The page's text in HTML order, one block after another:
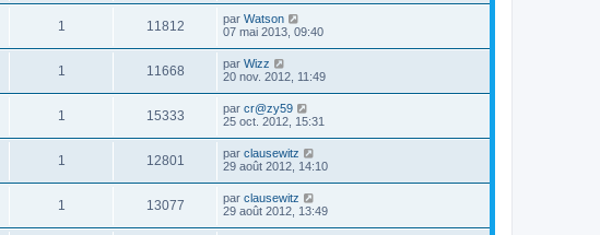
1 11812 par Watson
07 mai 2013, 09:40
1 11668 par Wizz
20 nov. 2012, 11:49
1 15333 par cr@zy59
25 oct. 2012, 15:31
1 12801 par clausewitz
29 août 2012, 14:10
1 13077 par clausewitz
29 août 2012, 13:49